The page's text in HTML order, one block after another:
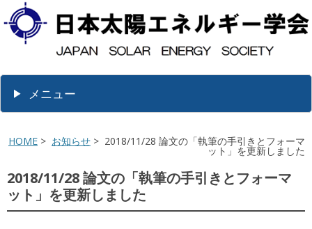
メニュー
HOME > お知らせ > 2018/11/28 論文の「執筆の手引きとフォーマ
ット」を更新しました
2018/11/28 論文の「執筆の手引きとフォーマ
ット」を更新しました